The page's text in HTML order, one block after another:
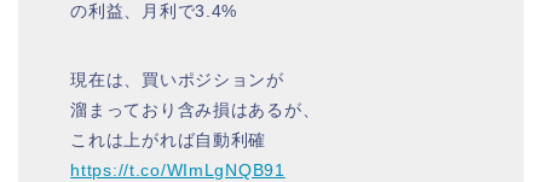
の利益、月利で3.4%
現在は、買いポジションが
溜まっており含み損はあるが、
これは上がれば自動利確
https://t.co/WImLgNQB91